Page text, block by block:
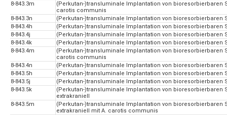
8-843.3m
(Perkutan-)transluminale Implantation von bioresorbierbaren
carotis communis
8-843.3n
(Perkutan-)transluminale Implantation von bioresorbierbaren
8-843.4h
(Perkutan-)transluminale Implantation von bioresorbierbaren
8-843.4j
(Perkutan-)transluminale Implantation von bioresorbierbaren
8-843.4k
(Perkutan-)transluminale Implantation von bioresorbierbaren
8-843.4m
(Perkutan-)transluminale Implantation von bioresorbierbaren
carotis communis
8-843.4n
(Perkutan-)transluminale Implantation von bioresorbierbaren
8-843.5h
(Perkutan-)transluminale Implantation von bioresorbierbaren
8-843.5j
(Perkutan-)transluminale Implantation von
8-843.5k
(Perkutan-)transluminale Implantation von bioresorbierbaren
extrakraniell
8-843.5m
(Perkutan-)transluminale Implantation von bioresorbierbaren
extrakraniell mit A. carotis communis